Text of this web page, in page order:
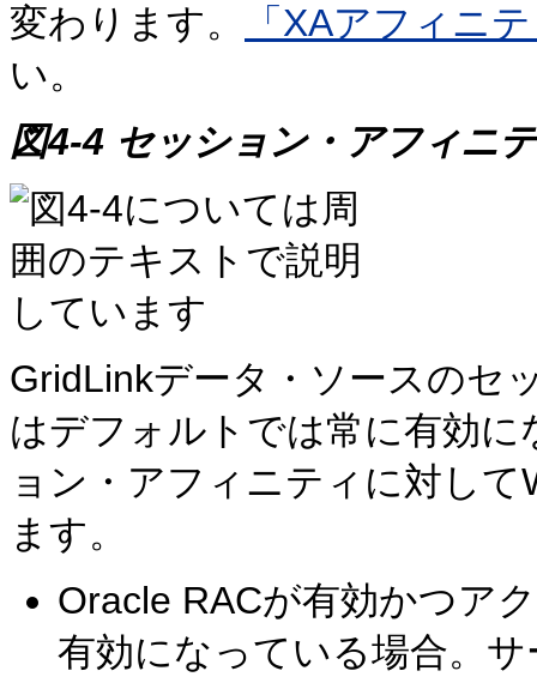
変わります。
「XAアフィニ
い。
図4-4 セッション・アフィニ
GridLinkデータ・ソースのセ
はデフォルトでは常に有効
ョン・アフィニティに対し
ます。
Oracle RACが有効かつア
有効になっている場合。サ